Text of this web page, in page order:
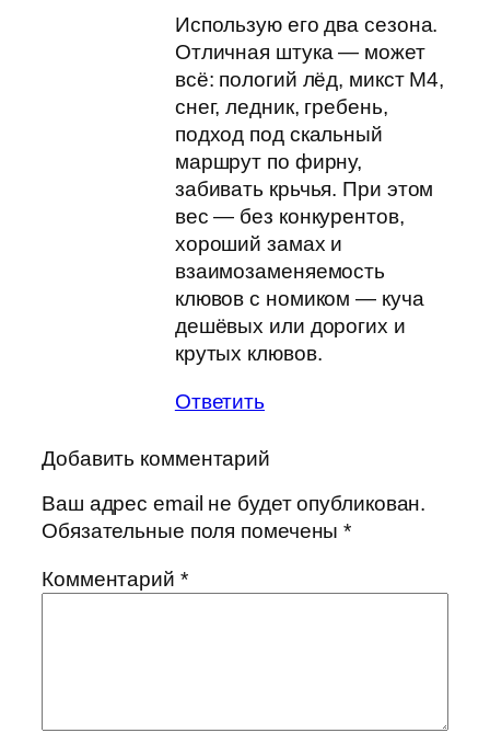
Использую его два сезона.
Отличная штука — может
всё: пологий лёд, микст М4,
снег, ледник, гребень,
подход под скальный
маршрут по фирну,
забивать крьчья. При этом
вес — без конкурентов,
хороший замах и
взаимозаменяемость
клювов с номиком — куча
дешёвых или дорогих и
крутых клювов.
Ответить
Добавить комментарий
Ваш адрес email не будет опубликован.
Обязательные поля помечены*
Комментарий *